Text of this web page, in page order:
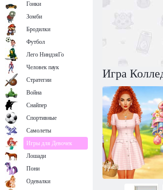
Игра
Гонки
Зомби
Бродилки
Футбол
Лего НиндзяГо
Человек паук
Стратегии
Война
Снайпер
Спортивные
Самолеты
Игры для Девочек
Лошади
Пони
Одевалки